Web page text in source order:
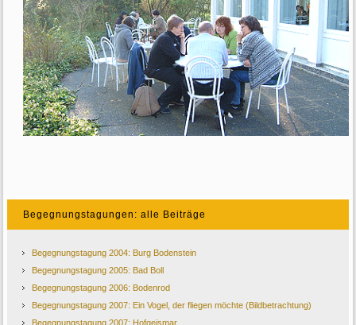
Begegnungstagungen: alle Beiträge
Begegnungstagung 2004: Burg Bodenstein
Begegnungstagung 2005: Bad Boll
Begegnungstagung 2006: Bodenrod
Begegnungstagung 2007: Ein Vogel, der fliegen möchte (Bildbetrachtung)
Begegnungstagung 2007: Hofgeismar